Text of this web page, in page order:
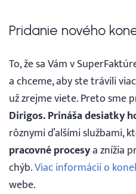
Pridanie nového
To, že sa Vám v
a chceme, aby ste trávili
už zrejme viete. Preto sme
Dirigos. Prináša desiatky
rôznymi ďalšími službami,
pracovné procesya znížia
chýb.Viac informácií o
webe.